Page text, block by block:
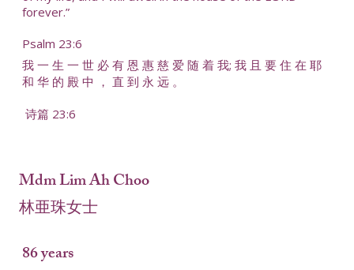
forever.”
Psalm 23:6
我 一 生 一 世 必 有 恩 惠 慈 爱 随 着 我; 我 且 要 住 在 耶
和 华 的 殿 中 ， 直 到 永 远 。
诗篇 23:6
Mdm Lim Ah Choo
林亜珠女士
86 years